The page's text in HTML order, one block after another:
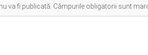
va fi publicată. Câmpurile obligatorii sunt